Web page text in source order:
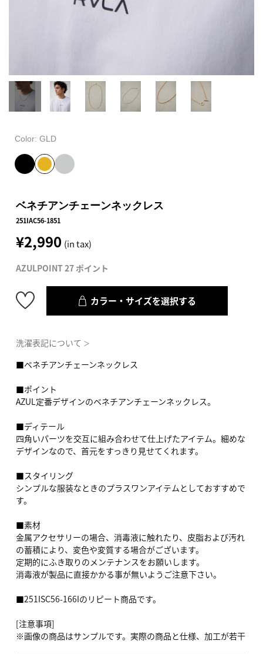
Color: GLD
ベネチアンチェーンネックレス
251IAC56-1851
¥2,990 (in tax)
AZULPOINT 27 ポイント
カラー・サイズを選択する
洗濯表記について ＞
■ベネチアンチェーンネックレス
■ポイント
AZUL定番デザインのベネチアンチェーンネックレス。
■ディテール
四角いパーツを交互に組み合わせて仕上げたアイテム。細めな
デザインなので、首元をすっきり見せてくれます。
■スタイリング
シンプルな服装なときのプラスワンアイテムとしておすすめで
す。
■素材
金属アクセサリーの場合、消毒液に触れたり、皮脂および汚れ
の蓄積により、変色や変質する場合がございます。
定期的にふき取りのメンテナンスをお願いします。
消毒液が製品に直接かかる事が無いようご注意下さい。
■251ISC56-166Iのリピート商品です。
[注意事項]
※画像の商品はサンプルです。実際の商品と仕様、加工が若干